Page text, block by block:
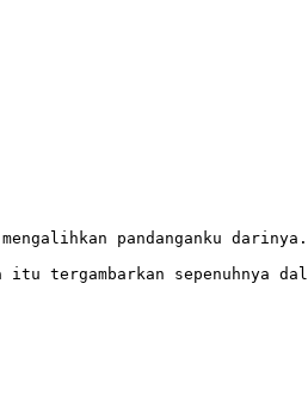
pandanganku darinya.
itu tergambarkan sepenuhnya